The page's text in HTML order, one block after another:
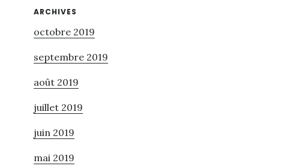
ARCHIVES
octobre 2019
septembre 2019
août 2019
juillet 2019
juin 2019
mai 2019